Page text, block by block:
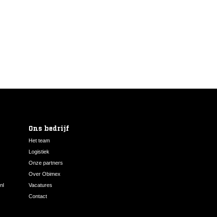
Ons bedrijf
Het team
Logistiek
Onze partners
Over Obimex
Vacatures
Contact